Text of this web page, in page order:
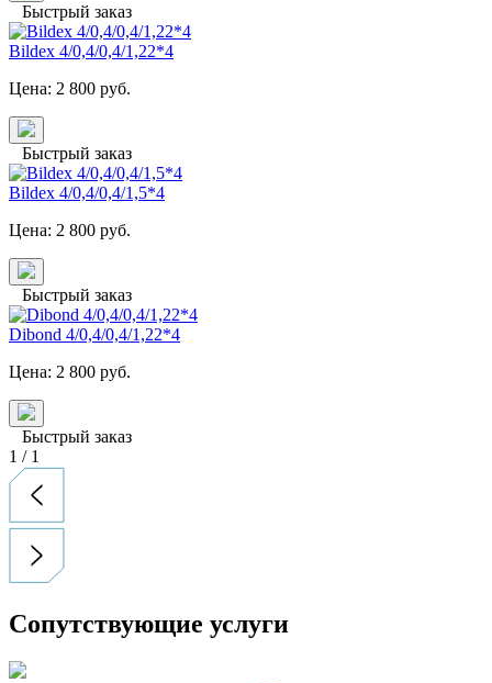
Быстрый заказ
Bildex 4/0,4/0,4/1,22*4
Цена: 2 800 руб.
Быстрый заказ
Bildex 4/0,4/0,4/1,5*4
Цена: 2 800 руб.
Быстрый заказ
Dibond 4/0,4/0,4/1,22*4
Цена: 2 800 руб.
Быстрый заказ
1 / 1
Сопутствующие услуги